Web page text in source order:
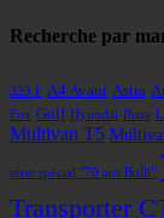
Recherche par
323 F A4 Avant Astra
Fox Golf Hyundai Ibiza
Multivan T5
série spécial "70 ans Bulli"
Transporter